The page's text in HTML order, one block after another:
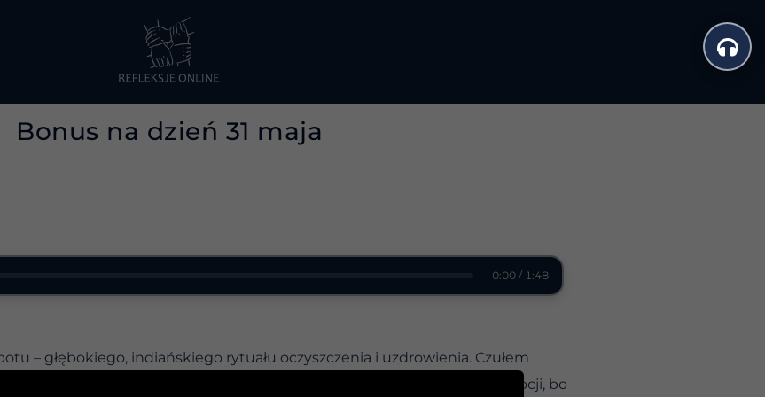
Bonus na dzień 31 maja
0:00 / 1:48
– głębokiego, indiańskiego rytuału oczyszczenia i uzdrowienia. Czułem
tylko o to, co przed chwilą przeszedłem. Poczułem dreszcz emocji, bo